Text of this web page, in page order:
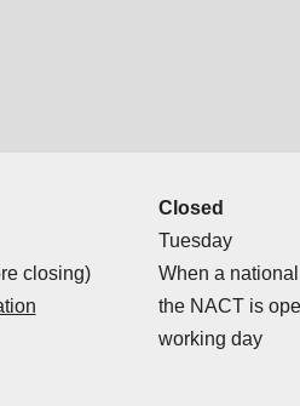
closing)
Closed
Tuesday
When a
the NACT is
working day